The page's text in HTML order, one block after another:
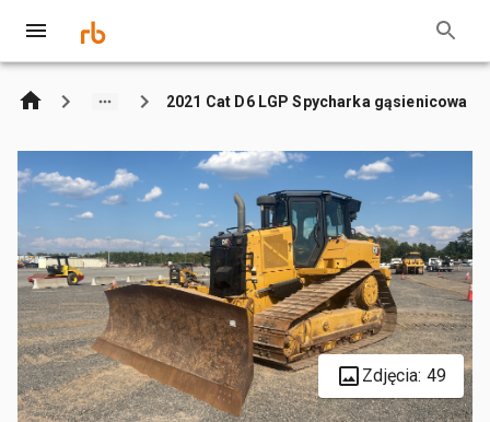
2021 Cat D6 LGP Spycharka gąsienicowa
Zdjęcia: 49